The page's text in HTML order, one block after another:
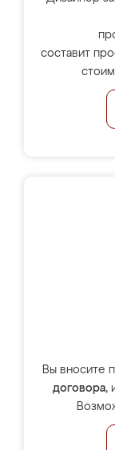
составит
Вы вносите
договора,